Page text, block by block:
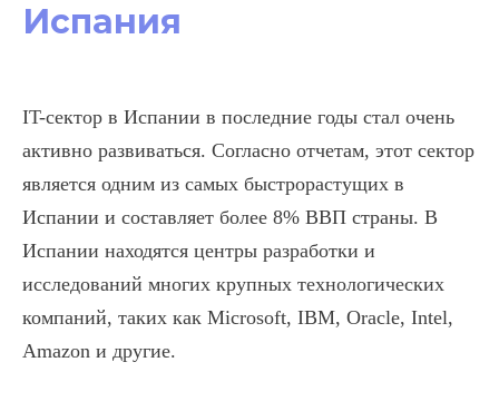
Испания
IT-сектор в Испании в последние годы стал очень
активно развиваться. Согласно отчетам, этот сектор
является одним из самых быстрорастущих в
Испании и составляет более 8% ВВП страны. В
Испании находятся центры разработки и
исследований многих крупных технологических
компаний, таких как Microsoft, IBM, Oracle, Intel,
Amazon и другие.